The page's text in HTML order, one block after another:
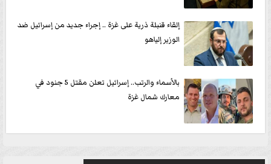
إلقاء قنبلة ذرية على غزة .. إجراء جديد من إسرائيل ضد
الوزير إلياهو
بالأسماء والرتب.. إسرائيل تعلن مقتل 5 جنود في
معارك شمال غزة